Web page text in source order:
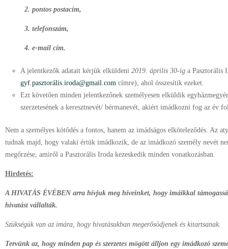
2. pontos postacím,
3. telefonszám,
4. e-mail cím.
A jelentkezők adatait kérjük elküldeni 2019. április 30-ig a Pasztorális
gyf.pasztorális.iroda@gmail.com címre), ahol összesítik ezeket.
Ezt követően minden jelentkezőnek személyesen elküldik
szerzetesének a keresztnevét/ bérmanevét, akiért imádkozni fog az év
Nem a személyes kötődés a fontos, hanem az imádságos elköteleződés. Az
tudnak majd, hogy valaki értük imádkozik, de az imádkozó személy nevét
megőrzése, amiről a Pasztorális Iroda kezeskedik minden vonatkozásban.
Hirdetés:
A HIVATÁS ÉVÉBEN arra hívjuk meg híveinket, hogy imáikkal
hivatást vállalták.
Szükségük van az imára, hogy hivatásukban megerősödjenek és kitartsanak.
Tervünk az, hogy minden pap és szerzetes mögött álljon egy imádkozó